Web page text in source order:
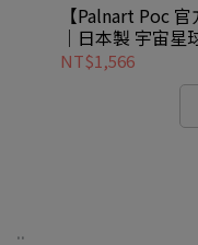
【Palnart Poc
｜日本製 宇宙
NT$1,566
..